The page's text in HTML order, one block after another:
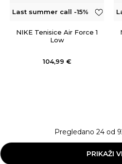
Last summer call -15%
OFF
NIKE Tenisice Air Force 1
Low
104,99 €
Pregledano 24od
PRIKAŽI